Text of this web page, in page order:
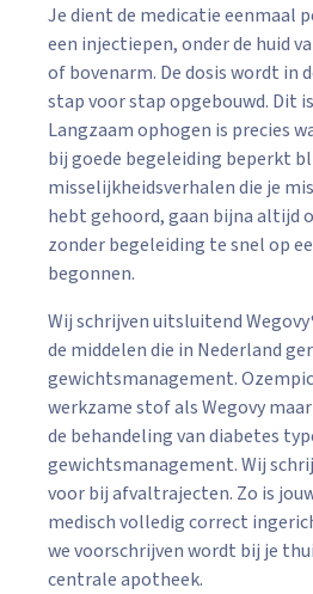
Je dient de medicatie eenmaal
een injectiepen, onder de huid
of bovenarm. De dosis wordt in
stap voor stap opgebouwd. Dit
Langzaam ophogen is precies
bij goede begeleiding beperkt
misselijkheidsverhalen die je
hebt gehoord, gaan bijna altijd
zonder begeleiding te snel op
begonnen.
Wij schrijven uitsluitend
de middelen die in Nederland
gewichtsmanagement.
werkzame stof als Wegovy
de behandeling van diabetes
gewichtsmanagement. Wij
voor bij afvaltrajecten. Zo is
medisch volledig correct
we voorschrijven wordt bij je
centrale apotheek.